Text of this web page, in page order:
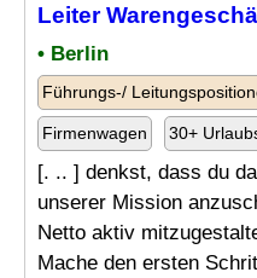
Leiter
• Berlin
Führungs-/
Firmenwagen 30+
[. .. ] denkst, dass du
unserer Mission
Netto aktiv
Mache den ersten